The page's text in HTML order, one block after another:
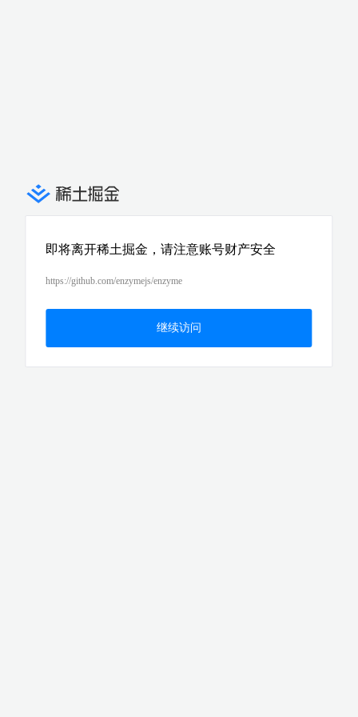
即将离开稀土掘金，请注意账号财产安全
https://github.com/enzymejs/enzyme
继续访问